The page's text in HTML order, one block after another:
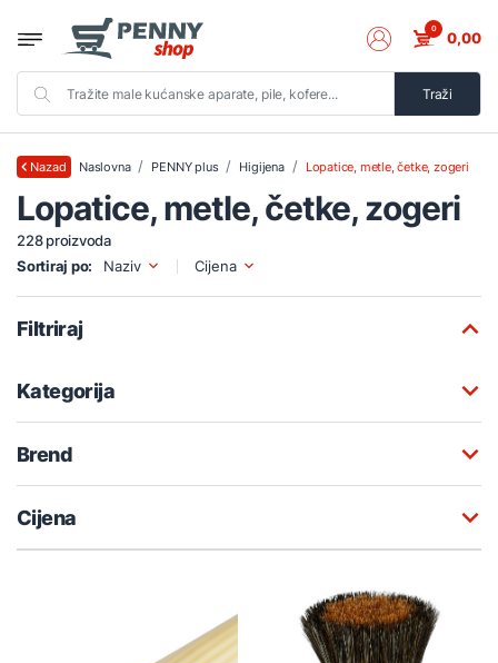
Traži
0 0,00
Nazad Naslovna PENNY plus Higijena Lopatice, metle, četke, zogeri
Lopatice, metle, četke, zogeri
228 proizvoda
Sortiraj po:
Naziv Cijena
Filtriraj
Kategorija
Brend
Cijena